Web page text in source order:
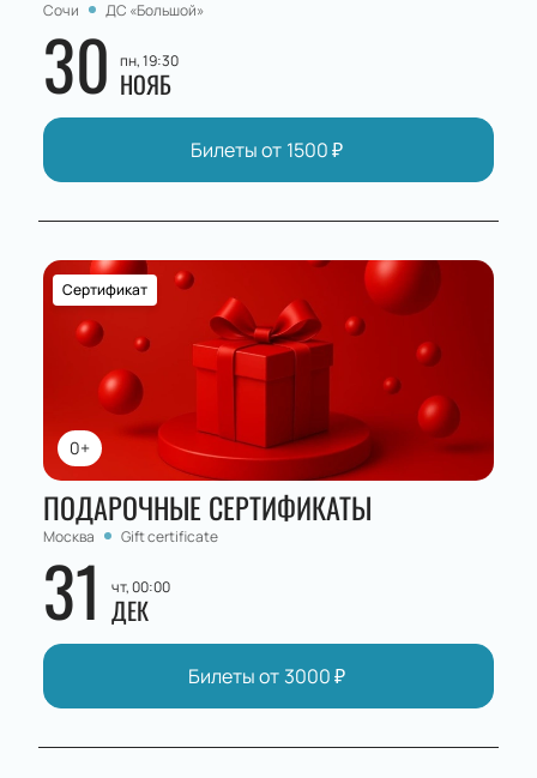
Сочи ДС «Большой»
30 пн, 19:30
НОЯБ
Билеты от 1500₽
0+
Сертификат
ПОДАРОЧНЫЕ СЕРТИФИКАТЫ
Москва Gift certificate
31 чт, 00:00
ДЕК
Билеты от 3000₽